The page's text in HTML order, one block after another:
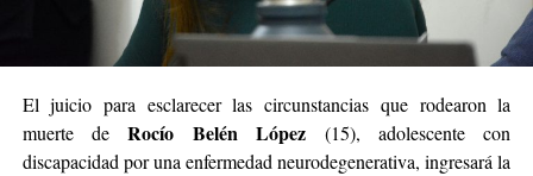
El juicio para esclarecer las circunstancias que rodearon la
muerte de Rocío Belén López (15), adolescente con
discapacidad por una enfermedad neurodegenerativa, ingresará la